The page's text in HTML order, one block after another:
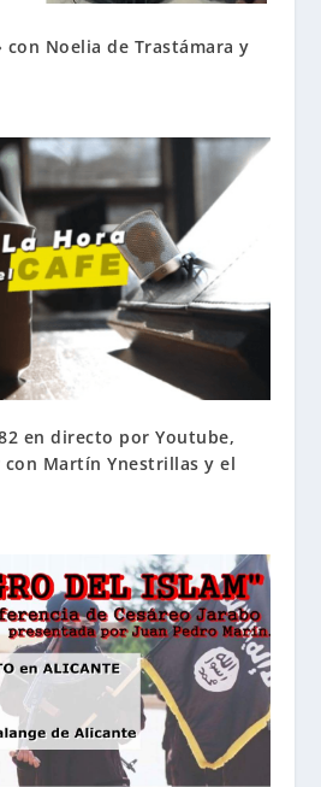
con Noelia de Trastámara y
en directo por Youtube,
con Martín Ynestrillas y el